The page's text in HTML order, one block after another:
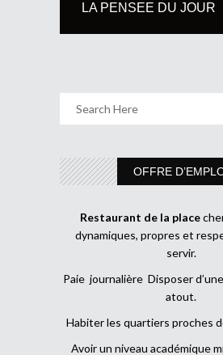
LA PENSEE DU JOUR
OFFRE
Restaurant de la place
dynamiques, propres et
servir.
Paie journalière Disposer
atout.
Habiter les quartiers proches
Avoir un niveau académique